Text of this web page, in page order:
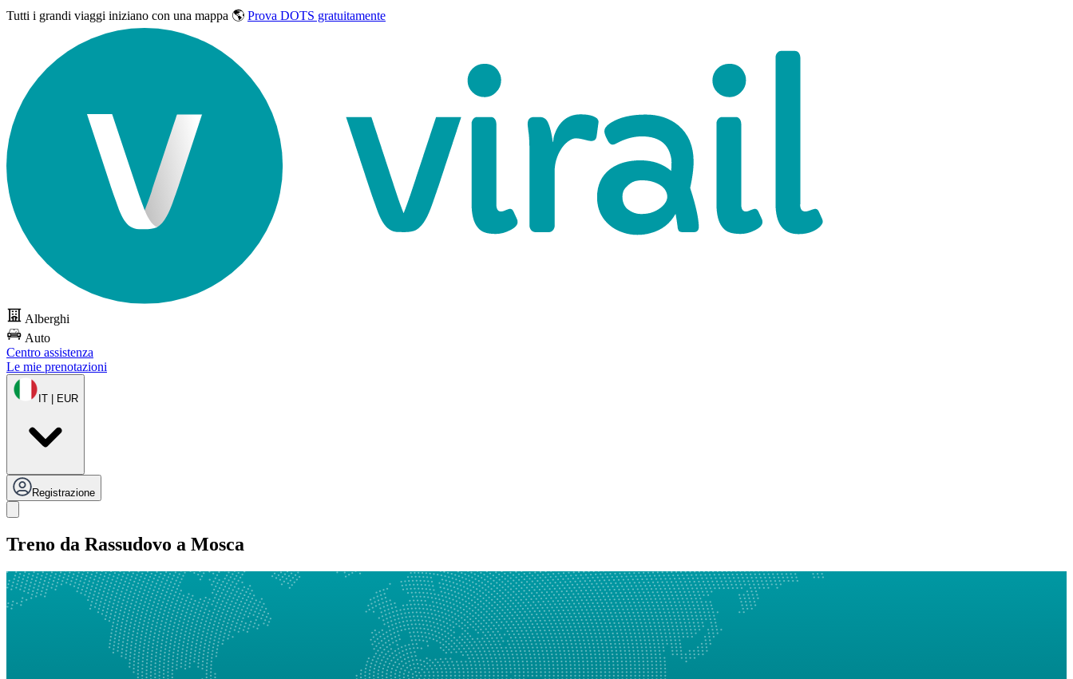
Tutti i grandi viaggi iniziano con una mappa 🌎 Prova DOTS gratuitamente
Alberghi
Auto
Centro assistenza
Le mie prenotazioni
IT | EUR
Registrazione
Treno da Rassudovo a Mosca